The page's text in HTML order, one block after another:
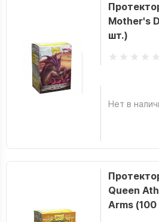
Mother's
шт.)
Нет в
Queen
Arms